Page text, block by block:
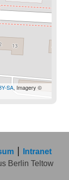
SA, Imagery ©
Intranet
Berlin Teltow